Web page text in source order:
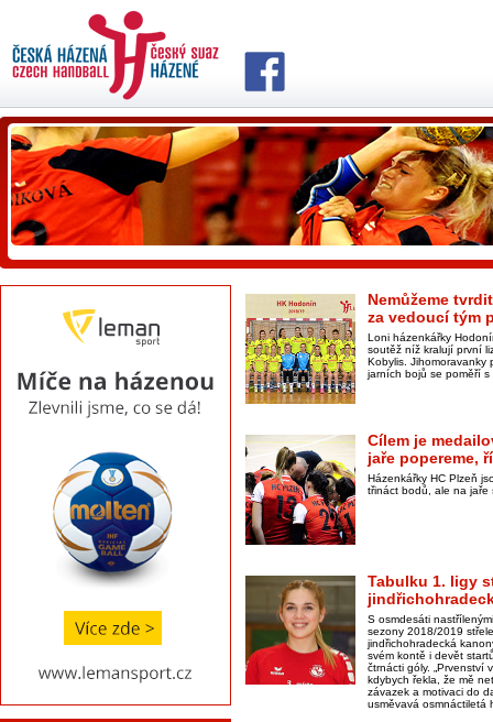
Nemůžeme
za vedoucí tým
Loni házenkářky
soutěž níž kralují první
Kobylis. Jihomoravanky
jarních bojů se poměří s
Cílem je
jaře popereme,
Házenkářky HC Plzeň
třináct bodů, ale na jaře
Tabulku 1. ligy
S osmdesáti
sezony 2018/2019
jindřichohradecká
svém kontě i devět
čtrnácti góly. „Prvenství
kdybych řekla, že mě
závazek a motivaci do
usměvavá osmnáctiletá